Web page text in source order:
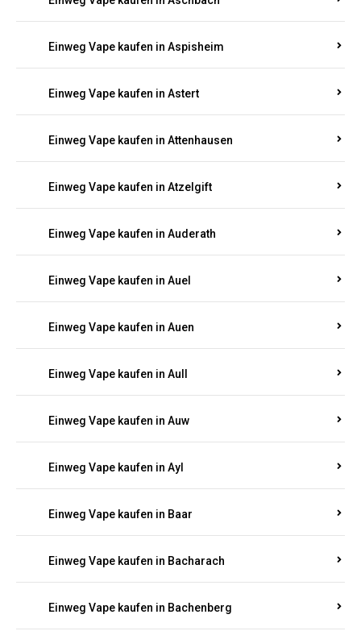
Einweg Vape kaufen in Aspisheim
Einweg Vape kaufen in Astert
Einweg Vape kaufen in Attenhausen
Einweg Vape kaufen in Atzelgift
Einweg Vape kaufen in Auderath
Einweg Vape kaufen in Auel
Einweg Vape kaufen in Auen
Einweg Vape kaufen in Aull
Einweg Vape kaufen in Auw
Einweg Vape kaufen in Ayl
Einweg Vape kaufen in Baar
Einweg Vape kaufen in Bacharach
Einweg Vape kaufen in Bachenberg